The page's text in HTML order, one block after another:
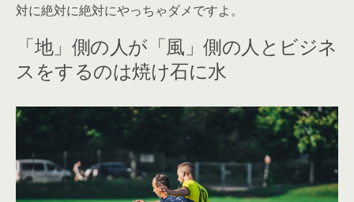
対に絶対に絶対にやっちゃダメですよ。
「地」側の人が「風」側の人とビジネ
スをするのは焼け石に水ㅤ